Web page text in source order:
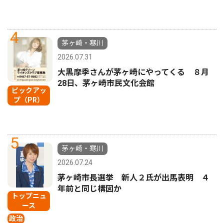
4
ピックアッ
プ（PR）
茅ヶ崎・寒川
2026.07.31
大黒摩季さんが茅ヶ崎にやってくる ８月
28日、茅ヶ崎市民文化会館
5
トップニュ
ース
政治
茅ヶ崎・寒川
2026.07.24
茅ヶ崎市長選挙 新人２氏が出馬表明 ４
年前と同じ構図か